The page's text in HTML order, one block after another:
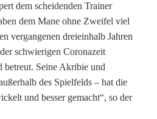
dem scheidenden Trainer
dem Mane ohne Zweifel viel
vergangenen dreieinhalb Jahren
schwierigen Coronazeit
betreut. Seine Akribie und
des Spielfelds – hat die
und besser gemacht“, so der